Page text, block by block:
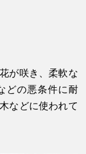
が咲き、柔軟な
どの悪条件に耐
などに使われて